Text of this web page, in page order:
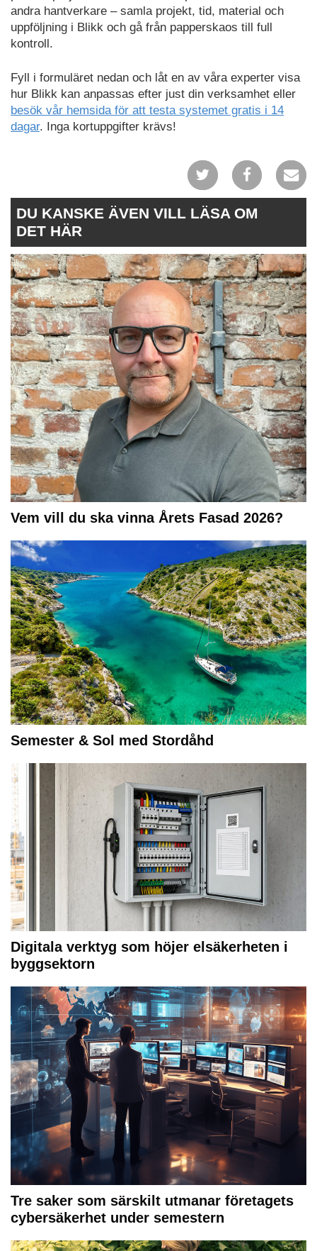
andra hantverkare – samla projekt, tid, material och
uppföljning i Blikk och gå från papperskaos till full
kontroll.
Fyll i formuläret nedan och låt en av våra experter visa
hur Blikk kan anpassas efter just din verksamhet eller
besök vår hemsida för att testa systemet gratis i 14
dagar. Inga kortuppgifter krävs!
DU KANSKE ÄVEN VILL LÄSA OM
DET HÄR
Vem vill du ska vinna Årets Fasad 2026?
Semester & Sol med Stordåhd
Digitala verktyg som höjer elsäkerheten i
byggsektorn
Tre saker som särskilt utmanar företagets
cybersäkerhet under semestern